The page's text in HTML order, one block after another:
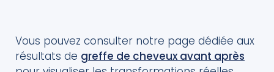
Vous pouvez consulter notre page dédiée aux
résultats de greffe de cheveux avant après